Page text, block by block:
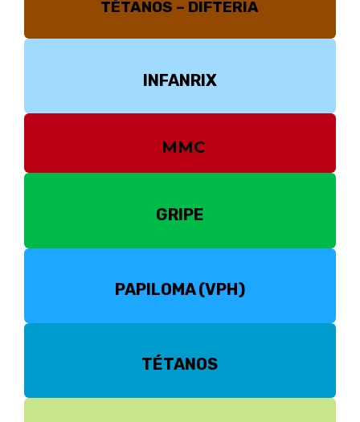
TÉTANOS – DIFTERIA
INFANRIX
MMC
GRIPE
PAPILOMA (VPH)
TÉTANOS